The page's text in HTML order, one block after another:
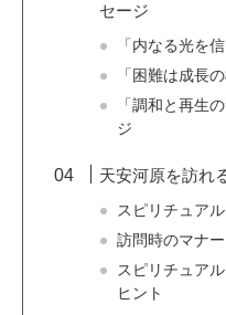
セージ
「内なる光を
「困難は成長
「調和と再生
ジ
天安河原を訪れ
スピリチュア
訪問時のマナー
スピリチュア
ヒント